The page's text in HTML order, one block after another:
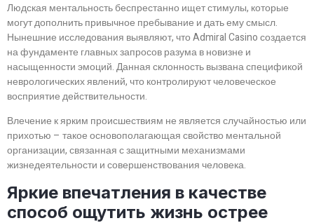
Людская ментальность беспрестанно ищет стимулы, которые
могут дополнить привычное пребывание и дать ему смысл.
Нынешние исследования выявляют, что Admiral Casino создается
на фундаменте главных запросов разума в новизне и
насыщенности эмоций. Данная склонность вызвана спецификой
неврологических явлений, что контролируют человеческое
восприятие действительности.
Влечение к ярким происшествиям не является случайностью или
прихотью – такое основополагающая свойство ментальной
организации, связанная с защитными механизмами
жизнедеятельности и совершенствования человека.
Яркие впечатления в качестве
способ ощутить жизнь острее